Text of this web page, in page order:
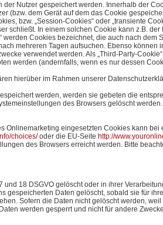
Nutzer gespeichert werden. Innerhalb der
(bzw. dem Gerät auf dem das Cookie
bzw. „Session-Cookies“ oder „transiente
schließt. In einem solchen Cookie kann z.B.
werden Cookies bezeichnet, die auch nach
mehreren Tagen aufsuchen. Ebenso
verwendet werden. Als „Third-Party-
werden (andernfalls, wenn es nur dessen
hierüber im Rahmen unserer
werden, werden sie gebeten die
des Browsers gelöscht
Onlinemarketing eingesetzten Cookies kann
choices/oder die EU-Seite http://
des Browsers erreicht werden. Bitte
18 DSGVO gelöscht oder in ihrer
gespeicherten Daten gelöscht, sobald sie für
Sofern die Daten nicht gelöscht werden,
werden gesperrt und nicht für andere